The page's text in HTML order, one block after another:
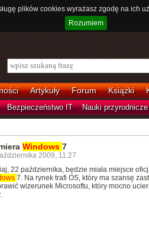
plików cookies wyrażasz zgodę na
Rozumiem
Artykuły Forum Książki
Bezpieczeństwo IT Nauki przyrodnicze
Windows 7
2009, 11:27
22 października, będzie miała miejsce
7. Na rynek trafi OS, który ma szansę
wizerunek Microsoftu, który mocno